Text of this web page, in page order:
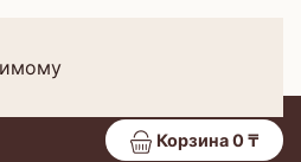
Корзина 0 ₸